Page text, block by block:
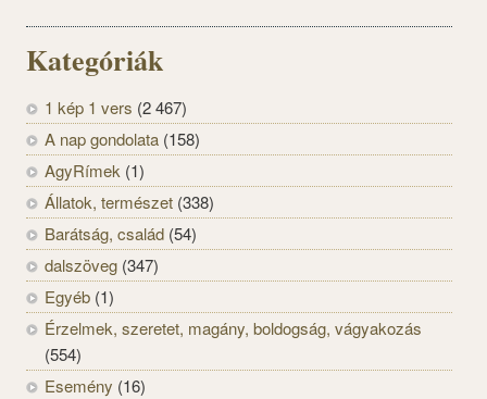
Kategóriák
1 kép 1 vers (2 467)
A nap gondolata (158)
AgyRímek (1)
Állatok, természet (338)
Barátság, család (54)
dalszöveg (347)
Egyéb (1)
Érzelmek, szeretet, magány, boldogság, vágyakozás
(554)
Esemény (16)